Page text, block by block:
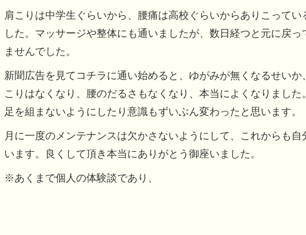
肩こりは中学生ぐらいから、腰痛は高校ぐらいからありこってい
した。マッサージや整体にも通いましたが、数日経つと元に戻っ
ませんでした。
新聞広告を見てコチラに通い始めると、ゆがみが無くなるせいか
こりはなくなり、腰のだるさもなくなり、本当によくなりました
足を組まないようにしたり意識もずいぶん変わったと思います。
月に一度のメンテナンスは欠かさないようにして、これからも
います。良くして頂き本当にありがとう御座いました。
※あくまで個人の体験談であり、